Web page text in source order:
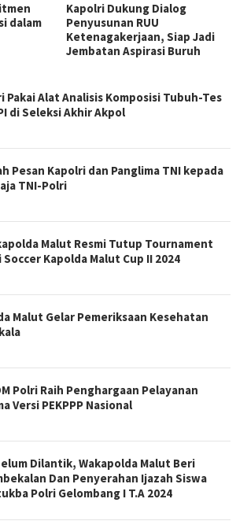
dalam
Kapolri Dukung Dialog
Penyusunan RUU
Ketenagakerjaan, Siap Jadi
Jembatan Aspirasi Buruh
Pakai Alat Analisis Komposisi Tubuh-Tes
di Seleksi Akhir Akpol
Pesan Kapolri dan Panglima TNI kepada
TNI-Polri
Malut Resmi Tutup Tournament
Soccer Kapolda Malut Cup II 2024
Malut Gelar Pemeriksaan Kesehatan
Polri Raih Penghargaan Pelayanan
Versi PEKPPP Nasional
Dilantik, Wakapolda Malut Beri
Dan Penyerahan Ijazah Siswa
Polri Gelombang I T.A 2024